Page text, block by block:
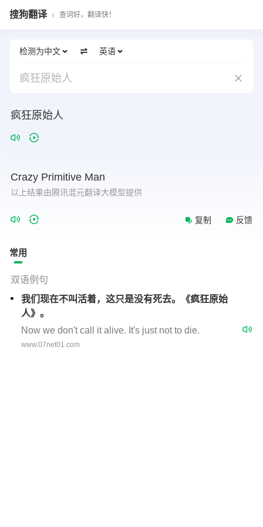
搜狗翻译 查词好，翻译快！
检测为中文 英语
疯狂原始人
疯狂原始人
Crazy Primitive Man
以上结果由腾讯混元翻译大模型提供
复制 反馈
常用
双语例句
我们现在不叫活着，这只是没有死去。《疯狂原始
人》。
Now we don't call it alive. It's just not to die.
www.07net01.com